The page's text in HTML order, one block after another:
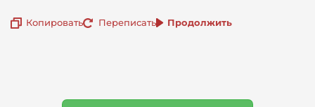
Копировать Переписать Продолжить